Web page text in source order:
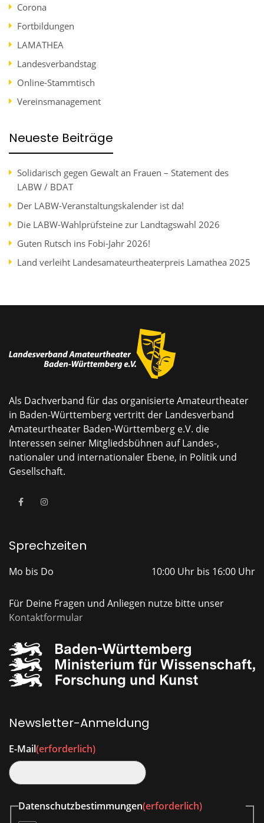
Corona
Fortbildungen
LAMATHEA
Landesverbandstag
Online-Stammtisch
Vereinsmanagement
Neueste Beiträge
Solidarisch gegen Gewalt an Frauen – Statement des
LABW / BDAT
Der LABW-Veranstaltungskalender ist da!
Die LABW-Wahlprüfsteine zur Landtagswahl 2026
Guten Rutsch ins Fobi-Jahr 2026!
Land verleiht Landesamateurtheaterpreis Lamathea 2025
Als Dachverband für das organisierte Amateurtheater
in Baden-Württemberg vertritt der Landesverband
Amateurtheater Baden-Württemberg e.V. die
Interessen seiner Mitgliedsbühnen auf Landes-,
nationaler und internationaler Ebene, in Politik und
Gesellschaft.
Sprechzeiten
Mo bis Do 10:00 Uhr bis 16:00 Uhr
Für Deine Fragen und Anliegen nutze bitte unser
Kontaktformular
Newsletter-Anmeldung
E-Mail(erforderlich)
Datenschutzbestimmungen(erforderlich)